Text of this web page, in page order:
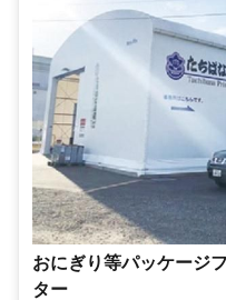
おにぎり等パッケージ
ター